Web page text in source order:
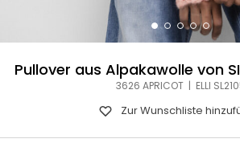
Pullover aus Alpakawolle von
3626 APRICOT | ELLI
Zur Wunschliste